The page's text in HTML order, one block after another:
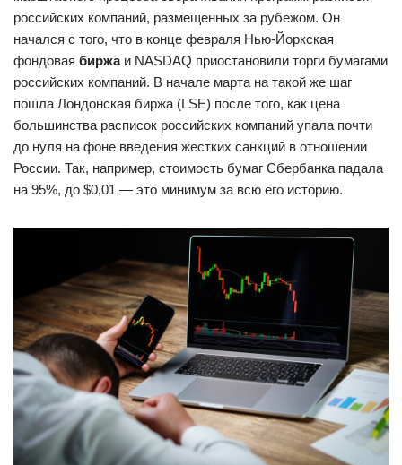
российских компаний, размещенных за рубежом. Он
начался с того, что в конце февраля Нью-Йоркская
фондовая биржаи NASDAQ приостановили торги бумагами
российских компаний. В начале марта на такой же шаг
пошла Лондонская биржа (LSE) после того, как цена
большинства расписок российских компаний упала почти
до нуля на фоне введения жестких санкций в отношении
России. Так, например, стоимость бумаг Сбербанка падала
на 95%, до $0,01 — это минимум за всю его историю.